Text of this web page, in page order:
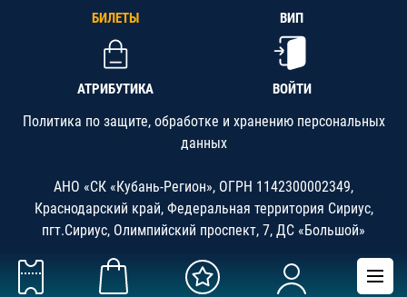
БИЛЕТЫ ВИП
АТРИБУТИКА ВОЙТИ
Политика по защите, обработке и хранению персональных
данных
АНО «СК «Кубань-Регион», ОГРН 1142300002349,
Краснодарский край, Федеральная территория Сириус,
пгт.Сириус, Олимпийский проспект, 7, ДС «Большой»